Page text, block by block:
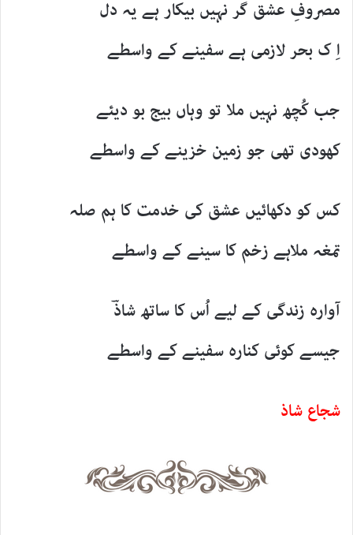
مصروفِ عشق گر نہیں بیکار ہے یہ دل
اِ ک بحر لازمی ہے سفینے کے واسطے
جب کُچھ نہیں ملا تو وہاں بیج بو دیئے
کھودی تھی جو زمین خزینے کے واسطے
کس کو دکھائیں عشق کی خدمت کا ہم صلہ
تمغہ ملاہے زخم کا سینے کے واسطے
آوارہ زندگی کے لیے اُس کا ساتھ شاذؔ
جیسے کوئی کنارہ سفینے کے واسطے
شجاع شاذ